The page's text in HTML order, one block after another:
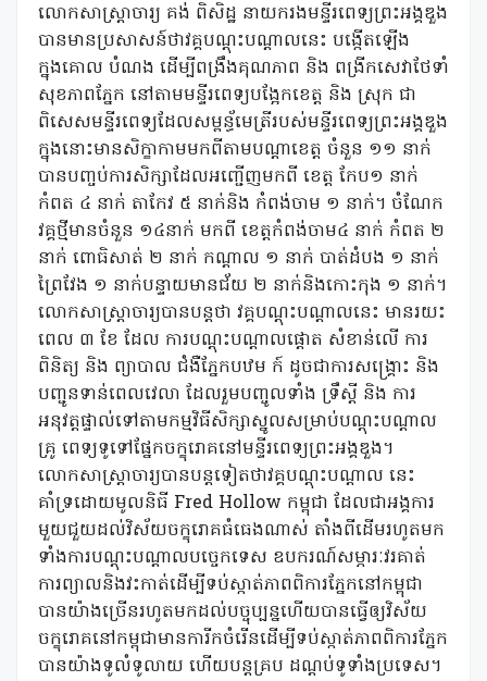
លោកសាស្ត្រាចារ្យ គង់ ពិសិដ្ឋ នាយករងមន្ទីរពេទ្យព្រះអង្គឌួង
បានមានប្រសាសន៍ថាវគ្គបណ្តុះបណ្តាលនេះ បង្កើតឡើង
ក្នុងគោល បំណង ដើម្បីពង្រឹងគុណភាព និង ពង្រីកសេវាថែទាំ
សុខភាពភ្នែក នៅតាមមន្ទីរពេទ្យបង្អែកខេត្ត និង ស្រុក ជា
ពិសេសមន្ទីរពេទ្យដែលសម្ពន្ធ័មេត្រីរបស់មន្ទីរពេទ្យព្រះអង្គឌួង
ក្នុងនោះមានសិក្ខាកាមមកពីតាមបណ្តាខេត្ត ចំនួន ១១ នាក់
បានបញ្ចប់ការសិក្សាដែលអញ្ជើញមកពី ខេត្ត កែប១ នាក់
កំពត ៤ នាក់ តាកែវ ៥ នាក់និង កំពង់ចាម ១ នាក់។ ចំណែក
វគ្គថ្មីមានចំនួន ១៤នាក់ មកពី ខេត្តកំពង់ចាម៤ នាក់ កំពត ២
នាក់ ពោធិសាត់ ២ នាក់ កណ្តាល ១ នាក់ បាត់ដំបង ១ នាក់
ព្រៃវែង ១ នាក់បន្ទាយមានជ័យ ២ នាក់និងកោះកុង ១ នាក់។
លោកសាស្ត្រាចារ្យបានបន្តថា វគ្គបណ្តុះបណ្តាលនេះ មានរយះ
ពេល ៣ ខែ ដែល ការបណ្តុះបណ្តាលផ្តោត សំខាន់លើ ការ
ពិនិត្យ និង ព្យាបាល ជំងឺភ្នែកបឋម ក៍ ដូចជាការសង្គ្រោះ និង
បញ្ជូនទាន់ពេលវេលា ដែលរួមបញ្ចូលទាំង ទ្រឹស្តី និង ការ
អនុវត្តផ្ទាល់ទៅតាមកម្មវិធីសិក្សាស្នូលសម្រាប់បណ្តុះបណ្តាល
គ្រូ ពេទ្យទូទៅផ្នែកចក្ខុរោគនៅមន្ទីរពេទ្យព្រះអង្គឌួង។
លោកសាស្ត្រាចារ្យបានបន្តទៀតថាវគ្គបណ្តុះបណ្តាល នេះ
គាំទ្រដោយមូលនិធី Fred Hollow កម្ពុជា ដែលជាអង្គការ
មួយជួយដល់វិស័យចក្ខុរោគធំធេងណាស់ តាំងពីដើមរហូតមក
ទាំងការបណ្តុះបណ្តាលបច្ចេកទេស ឧបករណ៍សម្ភារៈវរគាត់
ការព្យាលនិងវះកាត់ដើម្បីទប់ស្កាត់ភាពពិការភ្នែកនៅកម្ពុជា
បានយ៉ាងច្រើនរហូតមកដល់បច្ចុប្បន្នហើយបានធ្វើឲ្យវិស័យ
ចក្ខុរោគនៅកម្ពុជាមានការីកចំរើនដើម្បីទប់ស្កាត់ភាពពិការភ្នែក
បានយ៉ាងទូលំទូលាយ ហើយបន្តគ្រប ដណ្តប់ទូទាំងប្រទេស។